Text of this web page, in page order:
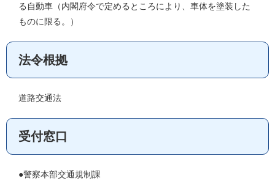
る自動車（内閣府令で定めるところにより、車体を塗装した
ものに限る。）
法令根拠
道路交通法
受付窓口
●警察本部交通規制課